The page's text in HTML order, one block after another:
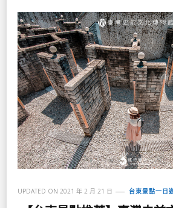
UPDATED ON 2021 年 2 月 21 日 台東景點一日